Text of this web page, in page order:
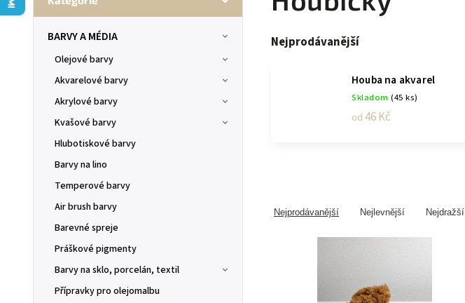
BARVY A MÉDIA
Olejové barvy
Akvarelové barvy
Akrylové barvy
Kvašové barvy
Hlubotiskové barvy
Barvy na lino
Temperové barvy
Air brush barvy
Barevné spreje
Práškové pigmenty
Barvy na sklo, porcelán, textil
Přípravky pro olejomalbu
Nejprodávanější
Houba na akvarel
Skladom (45 ks)
od 46 Kč
Nejprodávanější Nejlevnější Nejdražší